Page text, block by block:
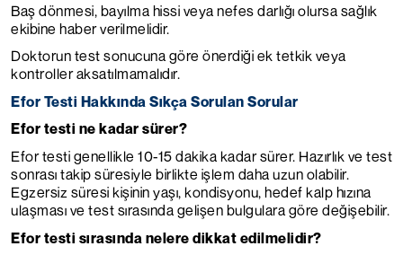
Baş dönmesi, bayılma hissi veya nefes darlığı olursa sağlık
ekibine haber verilmelidir.
Doktorun test sonucuna göre önerdiği ek tetkik veya
kontroller aksatılmamalıdır.
Efor Testi Hakkında Sıkça Sorulan Sorular
Efor testi ne kadar sürer?
Efor testi genellikle 10-15 dakika kadar sürer. Hazırlık ve test
sonrası takip süresiyle birlikte işlem daha uzun olabilir.
Egzersiz süresi kişinin yaşı, kondisyonu, hedef kalp hızına
ulaşması ve test sırasında gelişen bulgulara göre değişebilir.
Efor testi sırasında nelere dikkat edilmelidir?